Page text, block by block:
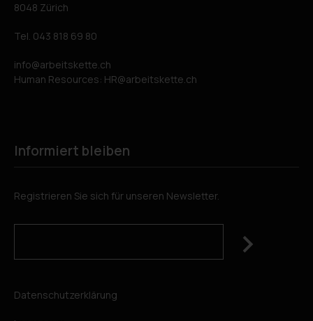
8048 Zürich
Tel. 043 818 69 80
info
arbeitskette.ch
Human Resources: HR arbeitskette.ch
Informiert bleiben
Registrieren Sie sich für unseren Newsletter.
Datenschutzerklärung